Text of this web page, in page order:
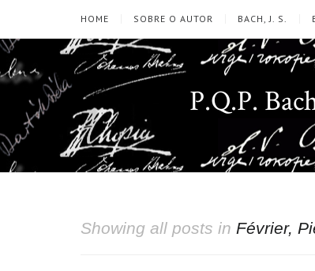
HOME SOBRE O AUTOR BACH, J. S.
P.Q.P.
Showing all posts in Février,